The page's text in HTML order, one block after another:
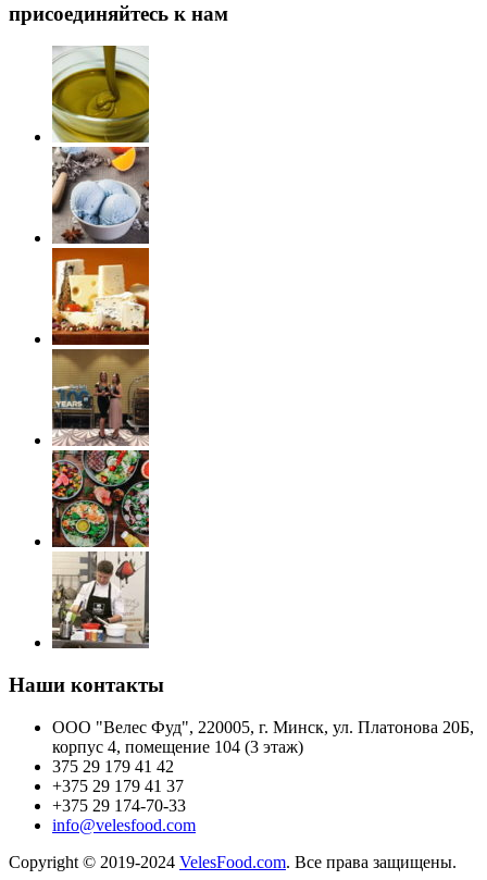
присоединяйтесь к нам
Наши контакты
ООО "Велес Фуд", 220005, г. Минск, ул. Платонова 20Б,
корпус 4, помещение 104 (3 этаж)
375 29 179 41 42
+375 29 179 41 37
+375 29 174-70-33
info@velesfood.com
Copyright © 2019-2024 VelesFood.com. Все права защищены.